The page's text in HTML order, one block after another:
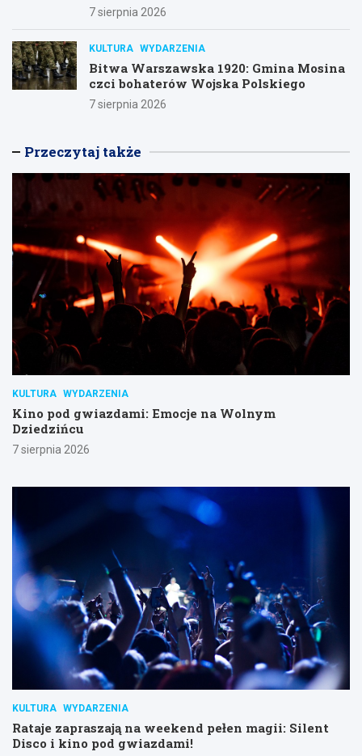
7 sierpnia 2026
KULTURA WYDARZENIA
Bitwa Warszawska 1920: Gmina Mosina
czci bohaterów Wojska Polskiego
7 sierpnia 2026
Przeczytaj także
KULTURA WYDARZENIA
Kino pod gwiazdami: Emocje na Wolnym
Dziedzińcu
7 sierpnia 2026
KULTURA WYDARZENIA
Rataje zapraszają na weekend pełen magii: Silent
Disco i kino pod gwiazdami!